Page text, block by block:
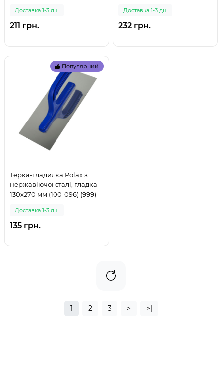
Доставка 1-3 дні
211 грн.
Доставка 1-3 дні
232 грн.
Популярний
Терка-гладилка Polax з
нержавіючої сталі, гладка
130х270 мм (100-096) (999)
Доставка 1-3 дні
135 грн.
1 2 3 > >|